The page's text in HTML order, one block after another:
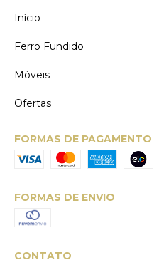
Início
Ferro Fundido
Móveis
Ofertas
FORMAS DE PAGAMENTO
FORMAS DE ENVIO
CONTATO